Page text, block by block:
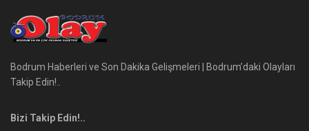
Bodrum Haberleri ve Son Dakika Gelişmeleri | Bodrum’daki Olayları
Takip Edin!..
Bizi Takip Edin!..